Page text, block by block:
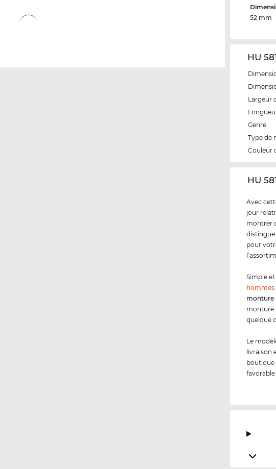
52 mm
HU
Largeur
Genre
Type de
Couleur
‌HU
Avec
jour
montrer
distingue
pour
Simple
hommes
monture
monture.
quelque
Le
livraison
boutique
favorable